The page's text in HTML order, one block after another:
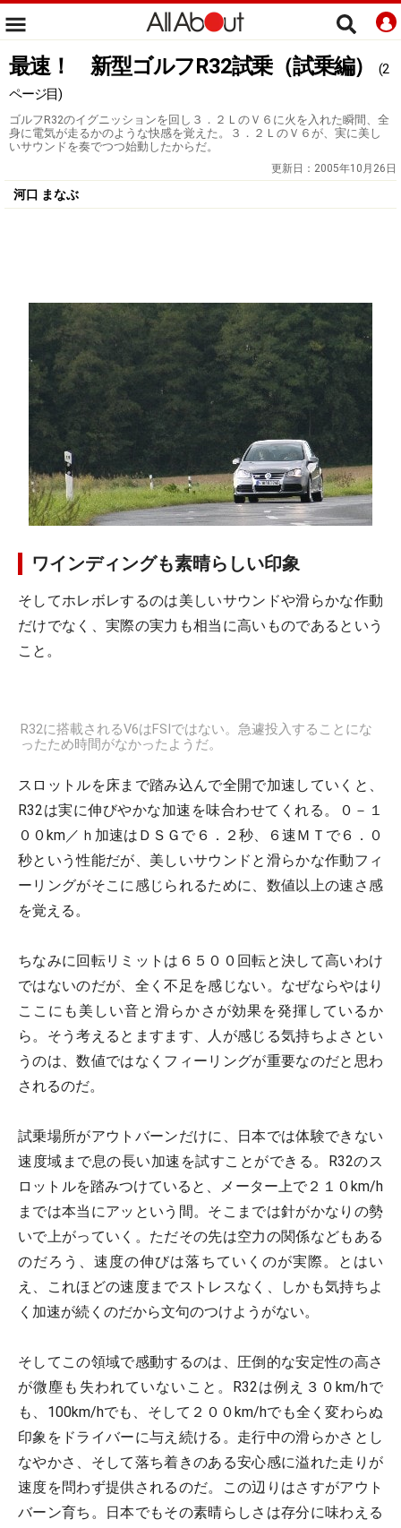
最速！ 新型ゴルフR32試乗（試乗編）
(2
ページ目)
ゴルフR32のイグニッションを回し３．２ＬのＶ６に火を入れた瞬間、全
身に電気が走るかのような快感を覚えた。３．２ＬのＶ６が、実に美し
いサウンドを奏でつつ始動したからだ。
更新日： 2005年10月26日
河口 まなぶ
ワインディングも素晴らしい印象
そしてホレボレするのは美しいサウンドや滑らかな作動
だけでなく、実際の実力も相当に高いものであるという
こと。
R32に搭載されるV6はFSIではない。急遽投入することにな
ったため時間がなかったようだ。
スロットルを床まで踏み込んで全開で加速していくと、
R32は実に伸びやかな加速を味合わせてくれる。０－１
００km／ｈ加速はＤＳＧで６．２秒、６速ＭＴで６．０
秒という性能だが、美しいサウンドと滑らかな作動フィ
ーリングがそこに感じられるために、数値以上の速さ感
を覚える。
ちなみに回転リミットは６５００回転と決して高いわけ
ではないのだが、全く不足を感じない。なぜならやはり
ここにも美しい音と滑らかさが効果を発揮しているか
ら。そう考えるとますます、人が感じる気持ちよさとい
うのは、数値ではなくフィーリングが重要なのだと思わ
されるのだ。
試乗場所がアウトバーンだけに、日本では体験できない
速度域まで息の長い加速を試すことができる。R32のス
ロットルを踏みつけていると、メーター上で２１０km/h
までは本当にアッという間。そこまでは針がかなりの勢
いで上がっていく。ただその先は空力の関係などもある
のだろう、速度の伸びは落ちていくのが実際。とはい
え、これほどの速度までストレスなく、しかも気持ちよ
く加速が続くのだから文句のつけようがない。
そしてこの領域で感動するのは、圧倒的な安定性の高さ
が微塵も失われていないこと。R32は例え３０km/hで
も、100km/hでも、そして２００km/hでも全く変わらぬ
印象をドライバーに与え続ける。走行中の滑らかさとし
なやかさ、そして落ち着きのある安心感に溢れた走りが
速度を問わず提供されるのだ。この辺りはさすがアウト
バーン育ち。日本でもその素晴らしさは存分に味わえる